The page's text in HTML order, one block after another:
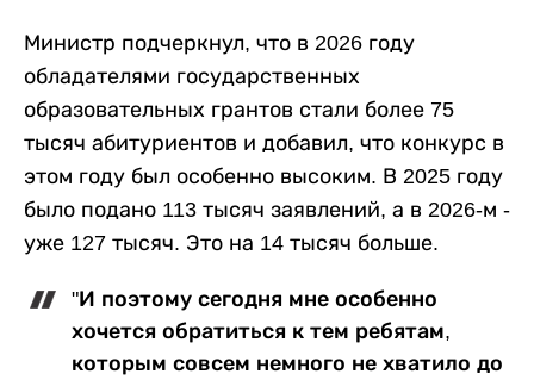
Министр подчеркнул, что в 2026 году
обладателями государственных
образовательных грантов стали более 75
тысяч абитуриентов и добавил, что конкурс в
этом году был особенно высоким. В 2025 году
было подано 113 тысяч заявлений, а в 2026-м -
уже 127 тысяч. Это на 14 тысяч больше.
"И поэтому сегодня мне особенно
хочется обратиться к тем ребятам,
которым совсем немного не хватило до